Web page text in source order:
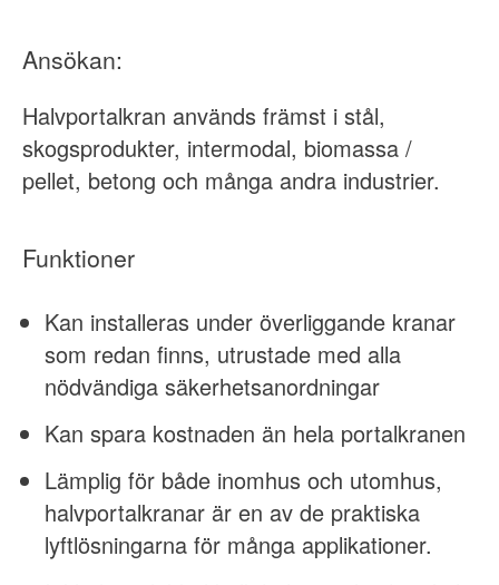
Ansökan:
Halvportalkran används främst i stål,
skogsprodukter, intermodal, biomassa /
pellet, betong och många andra industrier.
Funktioner
Kan installeras under överliggande kranar
som redan finns, utrustade med alla
nödvändiga säkerhetsanordningar
Kan spara kostnaden än hela portalkranen
Lämplig för både inomhus och utomhus,
halvportalkranar är en av de praktiska
lyftlösningarna för många applikationer.